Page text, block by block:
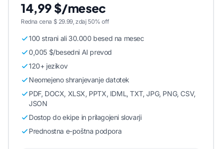
14,99 $/mesec
Redna cena $ 29.99, zdaj 50% off
100 strani ali 30.000 besed na mesec
0,005 $/besedni AI prevod
120+ jezikov
Neomejeno shranjevanje datotek
PDF, DOCX, XLSX, PPTX, IDML, TXT, JPG, PNG, CSV,
JSON
Dostop do ekipe in prilagojeni slovarji
Prednostna e-poštna podpora